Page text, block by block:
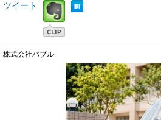
ツイート
株式会社バブル